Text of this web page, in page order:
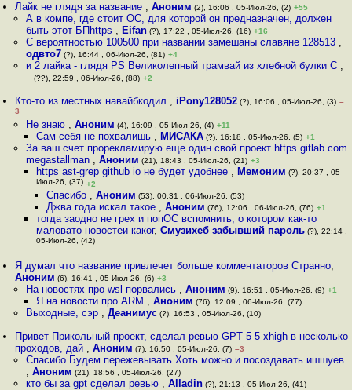
Лайк не глядя за название ,Аноним (2), 16:06 , 05-Июл-26, (2) +55
А в компе, где стоит ОС, для которой он предназначен, должен
быть этот БПhttps , Eifan(?), 17:22 , 05-Июл-26, (16) +16
С вероятностью 100500 при названии замешаны славяне 128513 ,
одвто7(?), 16:44 , 06-Июл-26, (81) +4
и 2 лайка - глядя PS Великолепный трамвай из хлебной булки С ,
(??), 22:59 , 06-Июл-26, (88) +2
Кто-то из местных навайбкодил , iPony128052 (?), 16:06 , 05-Июл-26, (3) –
3
Не знаю , Аноним (4), 16:09 , 05-Июл-26, (4) +11
Сам себя не похвалишь , МИСАКА(?), 16:18 , 05-Июл-26, (5) +1
За ваш счет прорекламирую еще один свой проект https gitlab com
megastallman , Аноним (21), 18:43 , 05-Июл-26, (21) +3
https ast-grep github io не будет удобнее , Мемоним (?), 20:37 , 05-
Июл-26, (37) +2
Спасибо ,Аноним (53), 00:31 , 06-Июл-26, (53)
Джва года искал такое ,Аноним (76), 12:06 , 06-Июл-26, (76) +1
тогда заодно не грех и попОС вспомнить, о котором как-то
маловато новостеи каког, Смузихеб забывший пароль(?), 22:14 ,
05-Июл-26, (42)
Я думал что название привлечет больше комментаторов Странно,
Аноним (6), 16:41 , 05-Июл-26, (6) +3
На новостях про wsl порвались , Аноним (9), 16:51 , 05-Июл-26, (9) +1
Я на новости про ARM , Аноним (76), 12:09 , 06-Июл-26, (77)
Выходные, сэр , Деанимус(?), 16:53 , 05-Июл-26, (10)
Привет Прикольный проект, сделал ревью GPT 5 5 xhigh в несколько
проходов, дай ,Аноним (7), 16:50 , 05-Июл-26, (7) –3
Спасибо Будем пережевывать Хоть можно и посоздавать ишшуев
, Аноним (21), 18:56 , 05-Июл-26, (27)
кто бы за gpt сделал ревью , Alladin(?), 21:13 , 05-Июл-26, (41)